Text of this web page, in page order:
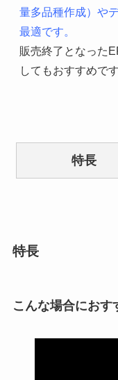
量多品種作成）や
最適です。
販売終了となった
してもおすすめです
特長
特長
こんな場合におす